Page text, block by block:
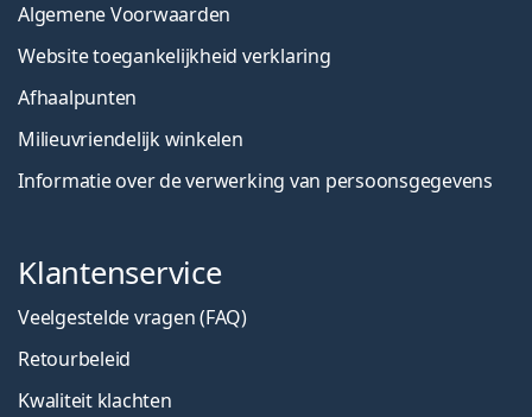
Algemene Voorwaarden
Website toegankelijkheid verklaring
Afhaalpunten
Milieuvriendelijk winkelen
Informatie over de verwerking van persoonsgegevens
Klantenservice
Veelgestelde vragen (FAQ)
Retourbeleid
Kwaliteit klachten